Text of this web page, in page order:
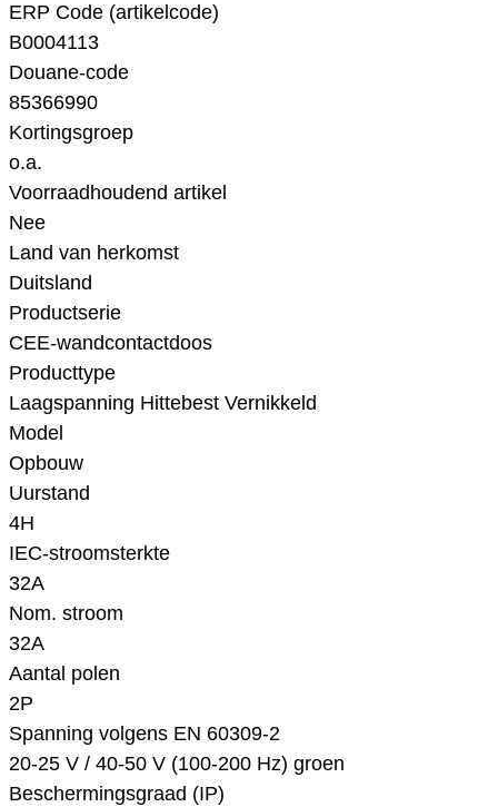
ERP Code (artikelcode)
B0004113
Douane-code
85366990
Kortingsgroep
o.a.
Voorraadhoudend artikel
Nee
Land van herkomst
Duitsland
Productserie
CEE-wandcontactdoos
Producttype
Laagspanning Hittebest Vernikkeld
Model
Opbouw
Uurstand
4H
IEC-stroomsterkte
32A
Nom. stroom
32A
Aantal polen
2P
Spanning volgens EN 60309-2
20-25 V / 40-50 V (100-200 Hz) groen
Beschermingsgraad (IP)